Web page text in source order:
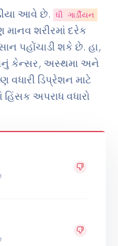
આવે છે. ધી ગાર્ડીયન
માનવ શરીરમાં દરેક
પહોંચાડી શકે છે. હા,
કેન્સર, અસ્થમા અને
ડિપ્રેશન માટે
અપરાધ વધારો